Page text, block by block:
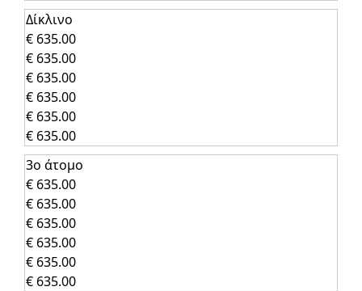
Δίκλινο
€ 635.00
€ 635.00
€ 635.00
€ 635.00
€ 635.00
€ 635.00
3ο άτομο
€ 635.00
€ 635.00
€ 635.00
€ 635.00
€ 635.00
€ 635.00